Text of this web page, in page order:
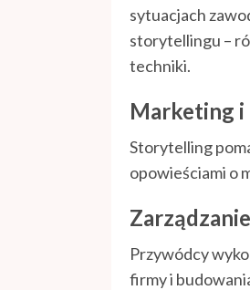
sytuacjach
storytellingu –
techniki.
Marketing i
Storytelling
opowieściami o
Przywódcy
firmy i